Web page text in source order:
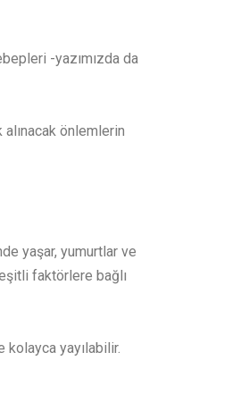
-yazımızda da
önlemlerin
yaşar, yumurtlar ve
faktörlere bağlı
yayılabilir.